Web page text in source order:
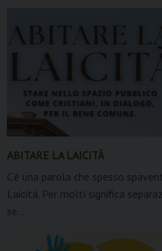
ABITARE LA LAICITÀ
C’è una parola che spesso
Laicità. Per molti significa
se...